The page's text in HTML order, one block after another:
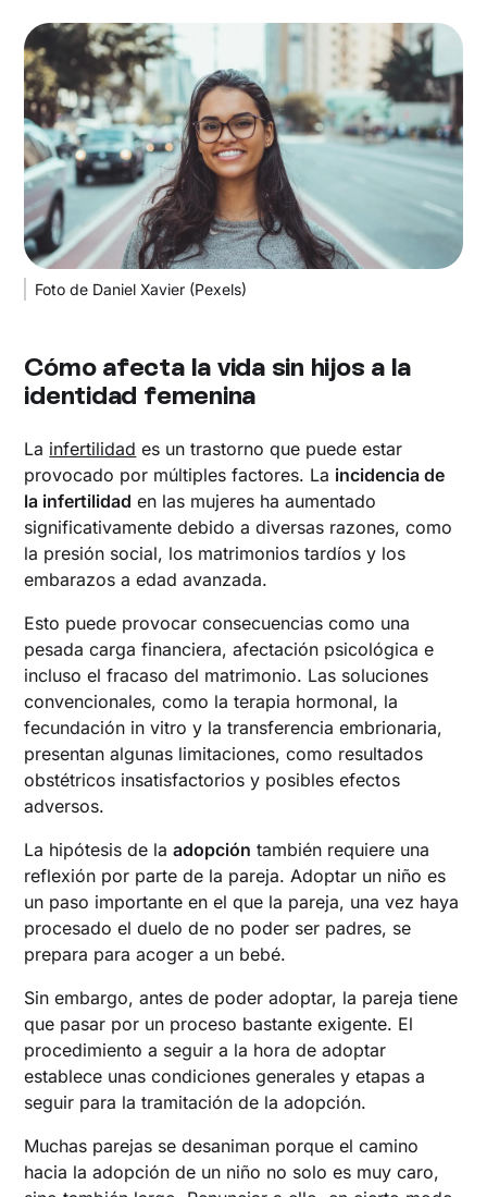
Foto de Daniel Xavier (Pexels)
Cómo afecta la vida sin hijos a la
identidad femenina
La infertilidad es un trastorno que puede estar
provocado por múltiples factores. La incidencia de
la infertilidad en las mujeres ha aumentado
significativamente debido a diversas razones, como
la presión social, los matrimonios tardíos y los
embarazos a edad avanzada.
Esto puede provocar consecuencias como una
pesada carga financiera, afectación psicológica e
incluso el fracaso del matrimonio. Las soluciones
convencionales, como la terapia hormonal, la
fecundación in vitro y la transferencia embrionaria,
presentan algunas limitaciones, como resultados
obstétricos insatisfactorios y posibles efectos
adversos.
La hipótesis de laadopción también requiere una
reflexión por parte de la pareja. Adoptar un niño es
un paso importante en el que la pareja, una vez haya
procesado el duelo de no poder ser padres, se
prepara para acoger a un bebé.
Sin embargo, antes de poder adoptar, la pareja tiene
que pasar por un proceso bastante exigente. El
procedimiento a seguir a la hora de adoptar
establece unas condiciones generales y etapas a
seguir para la tramitación de la adopción.
Muchas parejas se desaniman porque el camino
hacia la adopción de un niño no solo es muy caro,